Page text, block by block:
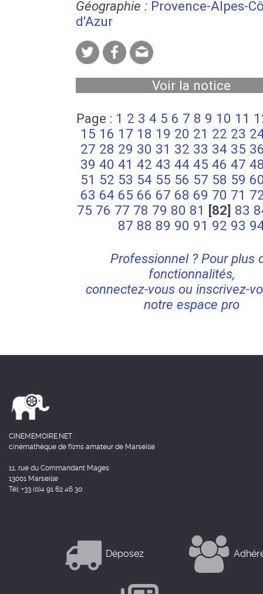
Géographie : Provence-Alpes-
d'Azur
Voir la notice
Page : 1 2 3 4 5 6 7 8 9 10 11
15 16 17 18 19 20 21 22 23
27 28 29 30 31 32 33 34 35
39 40 41 42 43 44 45 46 47
51 52 53 54 55 56 57 58 59
63 64 65 66 67 68 69 70 71
75 76 77 78 79 80 81 [82] 83
87 88 89 90 91 92 93
Professionnel ? Pour plus
fonctionnalités,
connectez-vous ou inscrivez-
notre espace pro
CINEMEMOIRE.NET
cinémathèque de films amateur de Marseille
11, rue du Commandant Mages
13001 Marseille
Tél: +33 (0)4 91 62 46 30
Déposez